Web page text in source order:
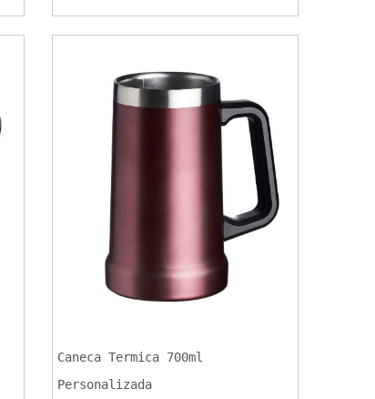
Caneca Termica 700ml
Personalizada